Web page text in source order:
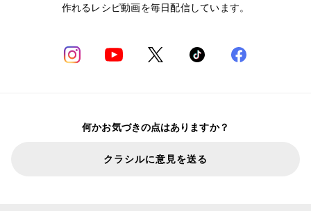
作れるレシピ動画を毎日配信しています。
何かお気づきの点はありますか？
クラシルに意見を送る